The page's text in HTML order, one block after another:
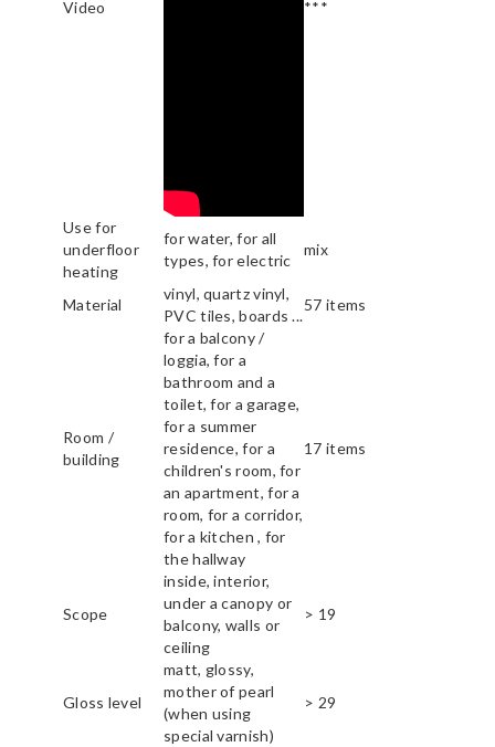
Video ***
Use for
underfloor
heating
for water, for all
types, for electric
mix
Material
vinyl, quartz vinyl,
PVC tiles, boards ...
57 items
Room /
building
for a balcony /
loggia, for a
bathroom and a
toilet, for a garage,
for a summer
residence, for a
children's room, for
an apartment, for a
room, for a corridor,
for a kitchen , for
the hallway
17 items
Scope
inside, interior,
under a canopy or
balcony, walls or
ceiling
> 19
Gloss level
matt, glossy,
mother of pearl
(when using
special varnish)
> 29